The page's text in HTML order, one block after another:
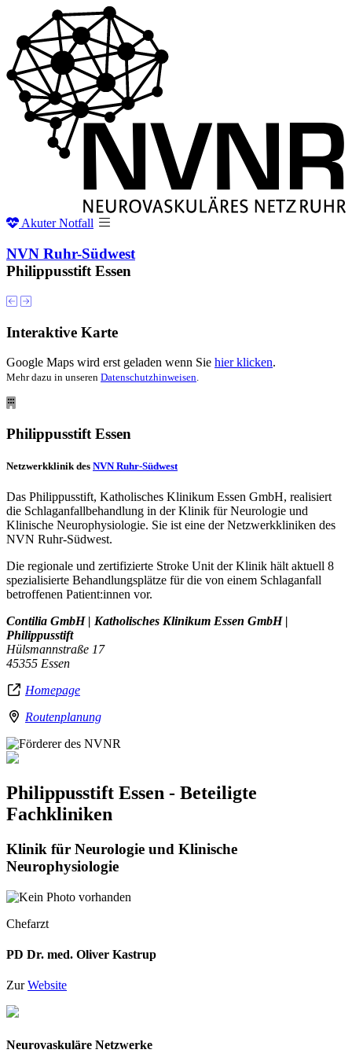
AkuterNotfall
NVN Ruhr-Südwest
Philippusstift Essen
Interaktive Karte
Google Maps wird erst geladen wenn Sie hier klicken.
Mehr dazu in unseren Datenschutzhinweisen.
Philippusstift Essen
Netzwerkklinik des NVN Ruhr-Südwest
Das Philippusstift, Katholisches Klinikum Essen GmbH, realisiert
die Schlaganfallbehandlung in der Klinik für Neurologie und
Klinische Neurophysiologie. Sie ist eine der Netzwerkkliniken des
NVN Ruhr-Südwest.
Die regionale und zertifizierte Stroke Unit der Klinik hält aktuell 8
spezialisierte Behandlungsplätze für die von einem Schlaganfall
betroffenen Patient:innen vor.
Contilia GmbH | Katholisches Klinikum Essen GmbH |
Philippusstift
Hülsmannstraße 17
45355 Essen
Homepage
Routenplanung
Philippusstift Essen - Beteiligte
Fachkliniken
Klinik für Neurologie und Klinische
Neurophysiologie
Chefarzt
PD Dr. med. Oliver Kastrup
ZurWebsite
Neurovaskuläre Netzwerke